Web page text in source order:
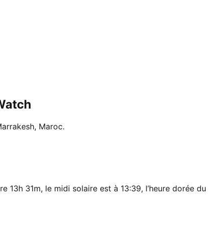
Maroc.
31m, le midi solaire est à 13:39, l’heure dorée du